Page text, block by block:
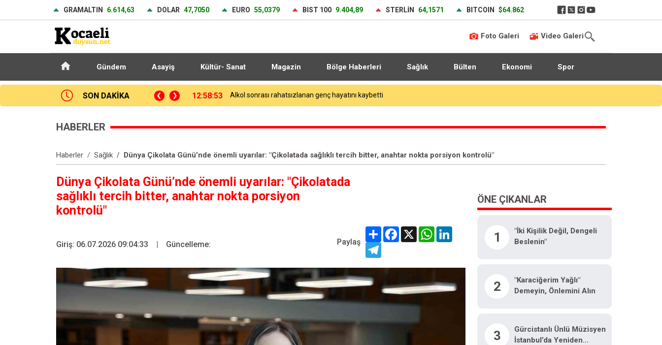
GRAMALTIN 6.614,63 DOLAR 47,7050 EURO 55,0379 BIST 100 9.404,89 STERLİN 64,1571 BITCOIN $64.862
Foto Galeri Video Galeri
Gündem Asayiş Kültür- Sanat Magazin Bölge Haberleri Sağlık Bülten Ekonomi Spor
SON DAKİKA 12:32:26 Tavşancıl’a yeni sosyal tesis
HABERLER
Haberler Sağlık Dünya Çikolata Günü’nde önemli uyarılar: "Çikolatada sağlıklı tercih bitter, anahtar nokta porsiyon kontrolü"
Dünya Çikolata Günü’nde önemli uyarılar: "Çikolatada
sağlıklı tercih bitter, anahtar nokta porsiyon
kontrolü"
Giriş: 06.07.2026 09:04:33 | Güncelleme: Paylaş
ShareFacebook
X WhatsAppLinkedIn
Telegram
ÖNE ÇIKANLAR
1
"İki Kişilik Değil, Dengeli
Beslenin"
2
"Karaciğerim Yağlı"
Demeyin, Önlemini Alın
3
Gürcistanlı Ünlü Müzisyen
İstanbul’da Yeniden